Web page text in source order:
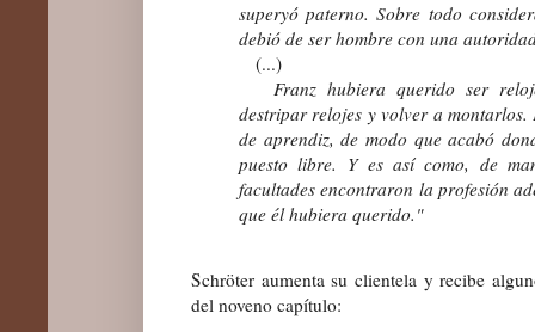
superyó paterno. Sobre todo
debió de ser hombre con una
(...)
Franz hubiera querido ser
destripar relojes y volver a
de aprendiz, de modo que acabó
puesto libre. Y es así como, de
facultades encontraron la profesión
que él hubiera querido."
Schröter aumenta su clientela y recibe
del noveno capítulo: